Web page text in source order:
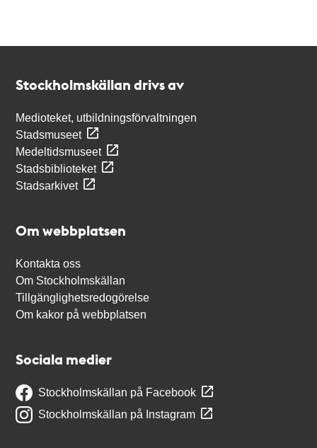
Stockholmskällan drivs av
Medioteket, utbildningsförvaltningen
Stadsmuseet
Medeltidsmuseet
Stadsbiblioteket
Stadsarkivet
Om webbplatsen
Kontakta oss
Om Stockholmskällan
Tillgänglighetsredogörelse
Om kakor på webbplatsen
Sociala medier
Stockholmskällan på Facebook
Stockholmskällan på Instagram